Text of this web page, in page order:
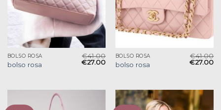
BOLSO ROSA
bolso rosa
€41.00
€27.00
BOLSO ROSA
bolso rosa
€41.00
€27.00